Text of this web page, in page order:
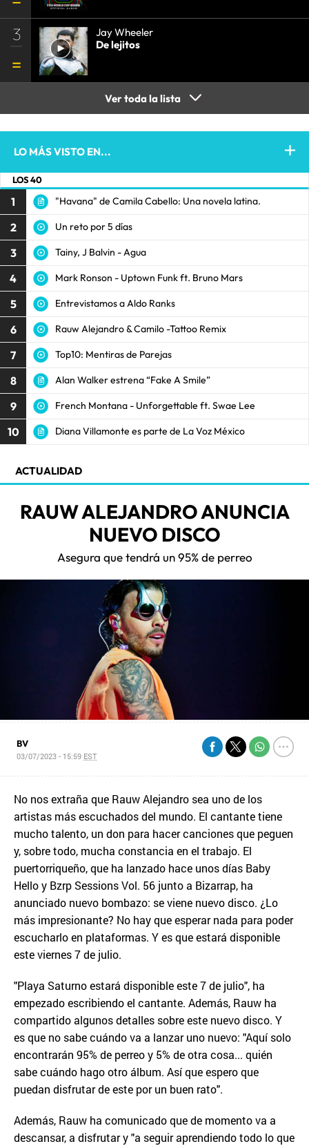
3
Jay Wheeler
De lejitos
Ver toda la lista
LO MÁS VISTO EN...
LOS 40
1 "Havana" de Camila Cabello: Una novela latina.
2 Un reto por 5 días
3 Tainy, J Balvin - Agua
4 Mark Ronson - Uptown Funk ft. Bruno Mars
5 Entrevistamos a Aldo Ranks
6 Rauw Alejandro & Camilo -Tattoo Remix
7 Top10: Mentiras de Parejas
8 Alan Walker estrena “Fake A Smile”
9 French Montana - Unforgettable ft. Swae Lee
10 Diana Villamonte es parte de La Voz México
ACTUALIDAD
RAUW ALEJANDRO ANUNCIA
NUEVO DISCO
Asegura que tendrá un 95% de perreo
BV
03/07/2023 - 15:59 EST
No nos extraña que Rauw Alejandro sea uno de los
artistas más escuchados del mundo. El cantante tiene
mucho talento, un don para hacer canciones que peguen
y, sobre todo, mucha constancia en el trabajo. El
puertorriqueño, que ha lanzado hace unos días Baby
Hello y Bzrp Sessions Vol. 56 junto a Bizarrap, ha
anunciado nuevo bombazo: se viene nuevo disco. ¿Lo
más impresionante? No hay que esperar nada para poder
escucharlo en plataformas. Y es que estará disponible
este viernes 7 de julio.
"Playa Saturno estará disponible este 7 de julio", ha
empezado escribiendo el cantante. Además, Rauw ha
compartido algunos detalles sobre este nuevo disco. Y
es que no sabe cuándo va a lanzar uno nuevo: "Aquí solo
encontrarán 95% de perreo y 5% de otra cosa... quién
sabe cuándo hago otro álbum. Así que espero que
puedan disfrutar de este por un buen rato".
Además, Rauw ha comunicado que de momento va a
descansar, a disfrutar y "a seguir aprendiendo todo lo que